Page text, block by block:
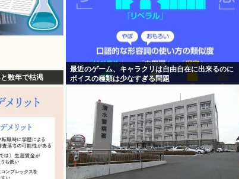
数年で枯渇
最近のゲーム、キャラクリは自由自在に出来るのに
ボイスの種類は少なすぎる問題